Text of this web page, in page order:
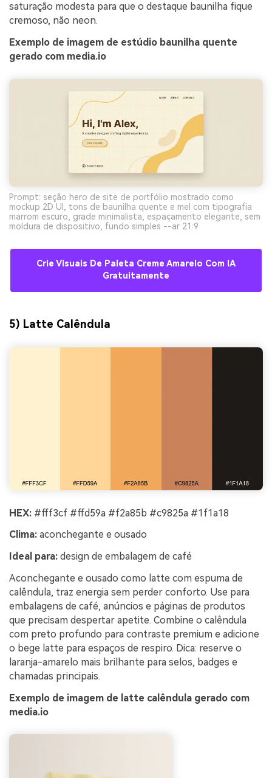
saturação modesta para que o destaque baunilha fique
cremoso, não neon.
Exemplo de imagem de estúdio baunilha quente
gerado com media.io
Prompt: seção hero de site de portfólio mostrado como
mockup 2D UI, tons de baunilha quente e mel com tipografia
marrom escuro, grade minimalista, espaçamento elegante, sem
moldura de dispositivo, fundo simples --ar 21:9
Crie Visuais De Paleta Creme Amarelo Com IA
Gratuitamente
5) Latte Calêndula
HEX: #fff3cf #ffd59a #f2a85b #c9825a #1f1a18
Clima: aconchegante e ousado
Ideal para: design de embalagem de café
Aconchegante e ousado como latte com espuma de
calêndula, traz energia sem perder conforto. Use para
embalagens de café, anúncios e páginas de produtos
que precisam despertar apetite. Combine o calêndula
com preto profundo para contraste premium e adicione
o bege latte para espaços de respiro. Dica: reserve o
laranja-amarelo mais brilhante para selos, badges e
chamadas principais.
Exemplo de imagem de latte calêndula gerado com
media.io